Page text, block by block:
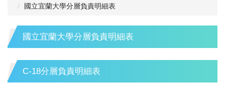
國立宜蘭大學分層負責明細表
國立宜蘭大學分層負責明細表
C-18分層負責明細表